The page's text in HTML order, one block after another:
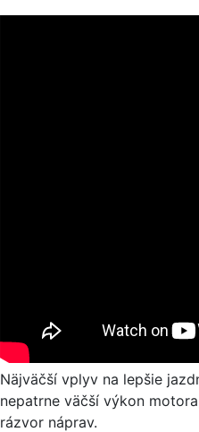
Näjväčší vplyv na lepšie
nepatrne väčší výkon
rázvor náprav.